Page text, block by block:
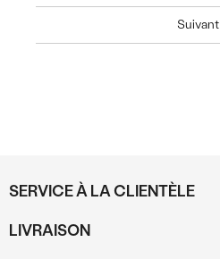
Suivant
SERVICE À LA CLIENTÈLE
LIVRAISON